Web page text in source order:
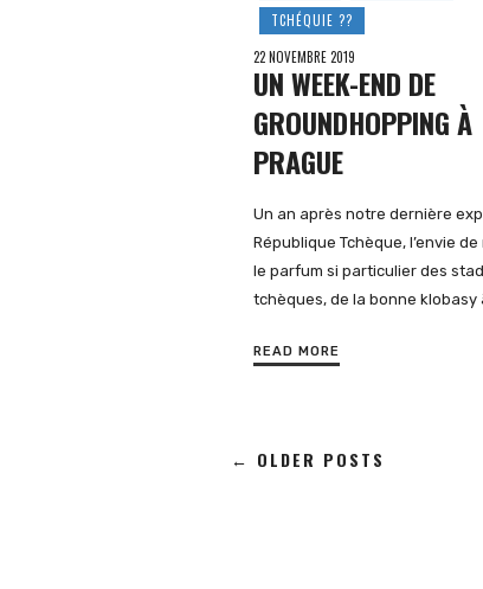
TCHÉQUIE ??
22 NOVEMBRE 2019
UN WEEK-END DE
GROUNDHOPPING À
PRAGUE
Un an après notre dernière
République Tchèque, l’envie
le parfum si particulier des
tchèques, de la bonne klobasy
READ MORE
← OLDER POSTS